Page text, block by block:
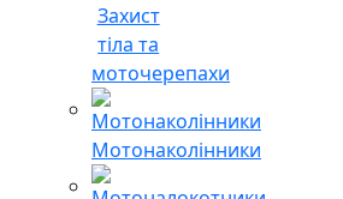
Захист
тіла та
моточерепахи
Мотонаколінники